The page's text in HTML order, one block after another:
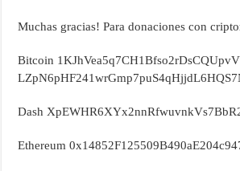
Muchas gracias! Para donaciones con
Bitcoin
Dash
Ethereum